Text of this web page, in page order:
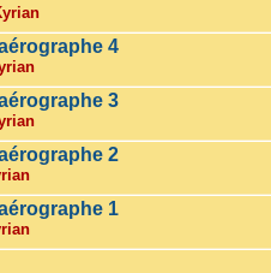
4
3
2
1